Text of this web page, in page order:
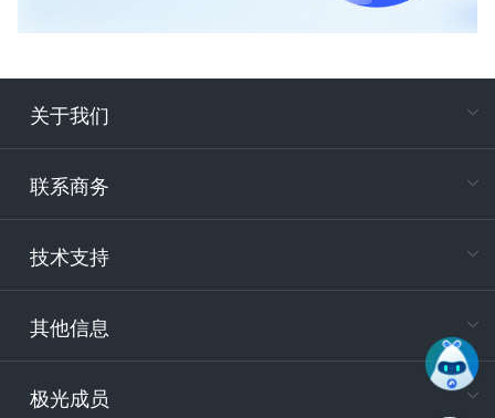
关于我们
联系商务
技术支持
其他信息
极光成员
电
400-
技